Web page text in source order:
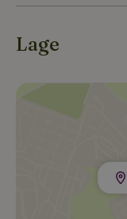
Lage